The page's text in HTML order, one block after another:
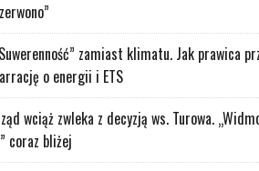
zamiast klimatu. Jak prawica
o energii i ETS
wciąż zwleka z decyzją ws. Turowa.
coraz bliżej